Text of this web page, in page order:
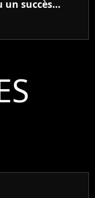
un succès
104 millions de